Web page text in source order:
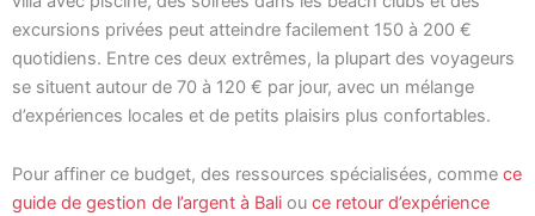
excursions privées peut atteindre facilement 150 à 200 €
quotidiens. Entre ces deux extrêmes, la plupart des voyageurs
se situent autour de 70 à 120 € par jour, avec un mélange
d’expériences locales et de petits plaisirs plus confortables.
Pour affiner ce budget, des ressources spécialisées, comme ce
guide de gestion de l’argent à Bali ou ce retour d’expérience